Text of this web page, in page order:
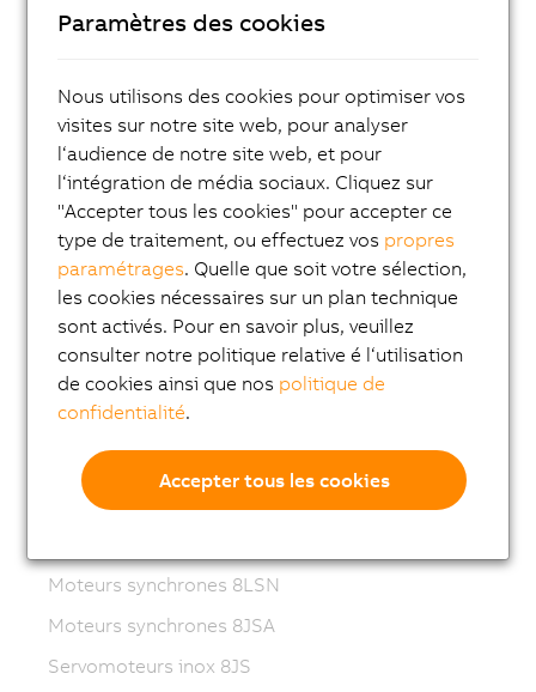
ACOPOS P3
ACOPOSremote
ACOPOSmotor
Variable frequency drives (VFD)
8LS-4 synchronous motors
8MS-4 synchronous motors
ACOPOSmotor Compact
Servomoteurs 8WSA
Motoréducteurs 8WSB
Moteurs synchrones 8LVA
Motoréducteurs 8LVB
Moteurs synchrones 8LWA
Moteurs synchrones 8LSN
Moteurs synchrones 8JSA
Servomoteurs inox 8JS
Paramètres des cookies
Nous utilisons des cookies pour optimiser vos
visites sur notre site web, pour analyser
l‘audience de notre site web, et pour
l‘intégration de média sociaux. Cliquez sur
"Accepter tous les cookies" pour accepter ce
type de traitement, ou effectuez vos propres
paramétrages. Quelle que soit votre sélection,
les cookies nécessaires sur un plan technique
sont activés. Pour en savoir plus, veuillez
consulter notre politique relative é l‘utilisation
de cookies ainsi que nos politique de
confidentialité.
Accepter tous les cookies